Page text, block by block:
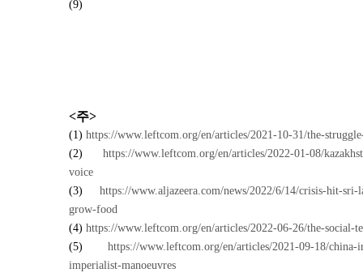
(9)
<주>
(1) https://www.leftcom.org/en/articles/2021-10-31/the-
(2) https://www.leftcom.org/en/articles/2022-01-08/
voice
(3) https://www.aljazeera.com/news/2022/6/14/crisis-hit-
grow-food
(4) https://www.leftcom.org/en/articles/2022-06-26/the-social-
(5) https://www.leftcom.org/en/articles/2021-09-18/china-
imperialist-manoeuvres